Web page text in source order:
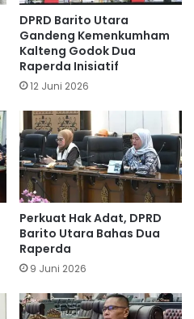
DPRD Barito Utara
Gandeng Kemenkumham
Kalteng Godok Dua
Raperda Inisiatif
12 Juni 2026
Perkuat Hak Adat, DPRD
Barito Utara Bahas Dua
Raperda
9 Juni 2026